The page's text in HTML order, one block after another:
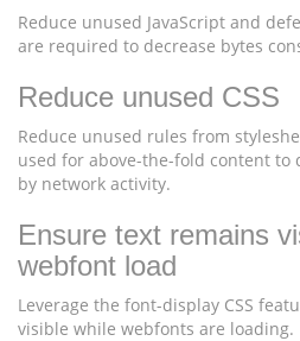
Reduce unused JavaScript and
are required to decrease bytes
Reduce unused CSS
Reduce unused rules from
used for above-the-fold content to
by network activity.
Ensure text remains
webfont load
Leverage the font-display CSS
visible while webfonts are loading.